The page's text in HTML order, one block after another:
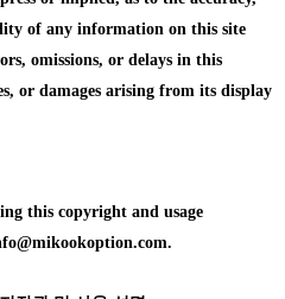
of any information on this site
omissions, or delays in this
or damages arising from its display
this copyright and usage